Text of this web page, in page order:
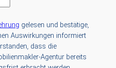
gelesen und bestätige,
Auswirkungen informiert
dass die
Agentur bereits